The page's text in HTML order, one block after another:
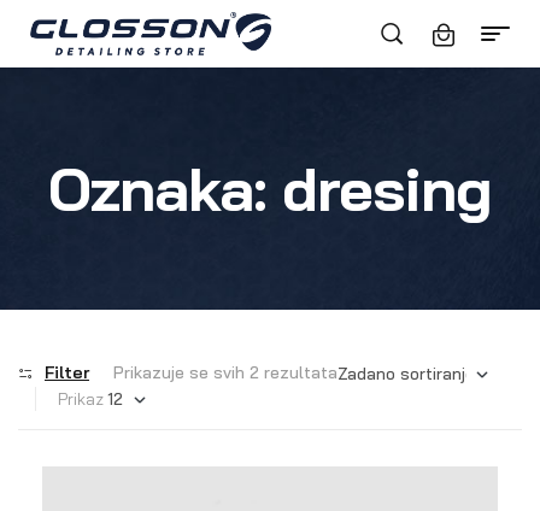
Oznaka: dresing
Filter
Prikazuje se svih 2 rezultata
Prikaz